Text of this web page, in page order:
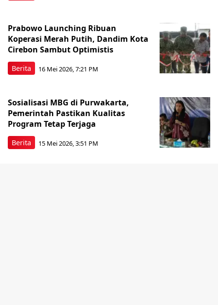
Berita
Prabowo Launching Ribuan
Koperasi Merah Putih, Dandim Kota
Cirebon Sambut Optimistis
16 Mei 2026, 7:21 PM
Berita
Sosialisasi MBG di Purwakarta,
Pemerintah Pastikan Kualitas
Program Tetap Terjaga
15 Mei 2026, 3:51 PM